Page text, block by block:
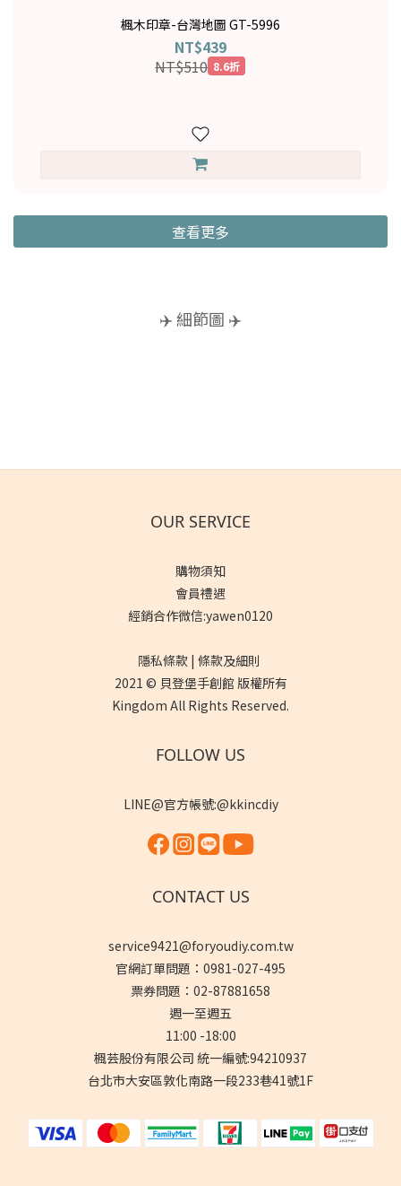
楓木印章-台灣地圖 GT-5996
NT$439
NT$510 8.6折
查看更多
✈️ 細節圖 ✈️
OUR SERVICE
購物須知
會員禮遇
經銷合作微信:yawen0120
隱私條款 | 條款及細則
2021 © 貝登堡手創館 版權所有
Kingdom All Rights Reserved.
FOLLOW US
LINE@官方帳號:@kkincdiy
CONTACT US
service9421@foryoudiy.com.tw
官網訂單問題：0981-027-495
票券問題：02-87881658
週一至週五
11:00 -18:00
楓芸股份有限公司 統一編號:94210937
台北市大安區敦化南路一段233巷41號1F